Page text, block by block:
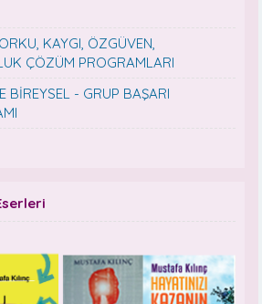
KAYGI, ÖZGÜVEN,
ÇÖZÜM PROGRAMLARI
BİREYSEL - GRUP BAŞARI